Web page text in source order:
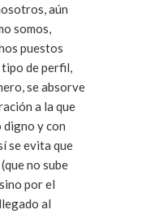
aún
somos,
puestos
de perfil,
se absorve
a la que
digno y con
se evita que
no sube
por el
al